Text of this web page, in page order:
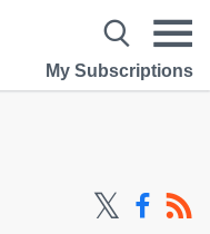
My Subscriptions